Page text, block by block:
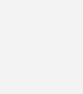
sowie die Erschließung
erlauben ein Preisplateau
und Netzkosten]
grünen
(146 TWh)
teurer als die